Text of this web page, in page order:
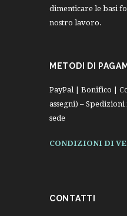
dimenticare le basi
nostro lavoro.
METODI DI
PayPal | Bonifico |
assegni) –
sede
CONDIZIONI DI
CONTATTI